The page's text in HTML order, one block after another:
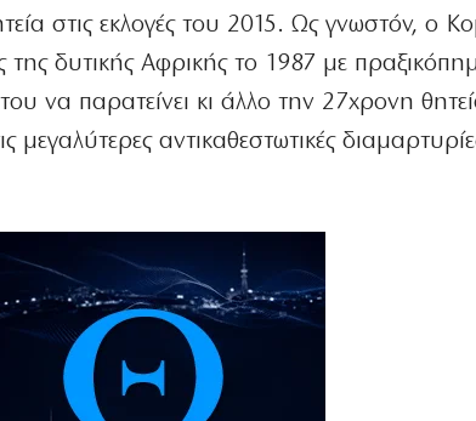
στις εκλογές του 2015. Ως γνωστόν, ο
της δυτικής Αφρικής το 1987 με
να παρατείνει κι άλλο την 27χρονη
αντικαθεστωτικές